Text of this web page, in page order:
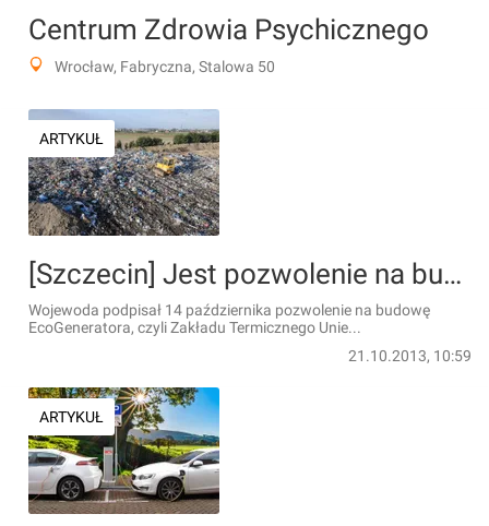
Centrum Zdrowia Psychicznego
Wrocław, Fabryczna, Stalowa 50
ARTYKUŁ
[Szczecin] Jest pozwolenie na budowę spalarni odpadów
Wojewoda podpisał 14 października pozwolenie na budowę
EcoGeneratora, czyli Zakładu Termicznego Unie...
21.10.2013, 10:59
ARTYKUŁ